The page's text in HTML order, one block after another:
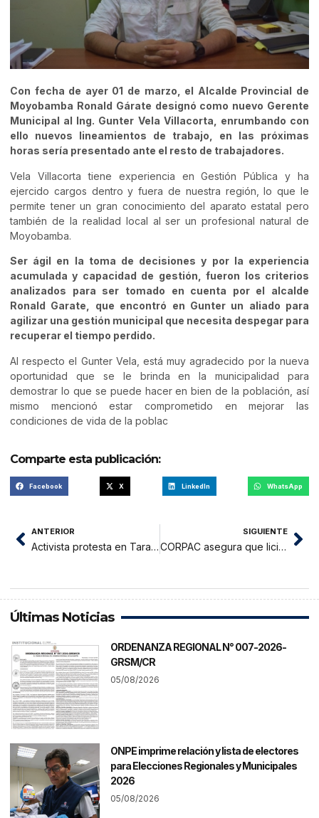
Con fecha de ayer 01 de marzo, el Alcalde Provincial de
Moyobamba Ronald Gárate designó como nuevo Gerente
Municipal al Ing. Gunter Vela Villacorta, enrumbando con
ello nuevos lineamientos de trabajo, en las próximas
horas sería presentado ante el resto de trabajadores.
Vela Villacorta tiene experiencia en Gestión Pública y ha
ejercido cargos dentro y fuera de nuestra región, lo que le
permite tener un gran conocimiento del aparato estatal pero
también de la realidad local al ser un profesional natural de
Moyobamba.
Ser ágil en la toma de decisiones y por la experiencia
acumulada y capacidad de gestión, fueron los criterios
analizados para ser tomado en cuenta por el alcalde
Ronald Garate, que encontró en Gunter un aliado para
agilizar una gestión municipal que necesita despegar para
recuperar el tiempo perdido.
Al respecto el Gunter Vela, está muy agradecido por la nueva
oportunidad que se le brinda en la municipalidad para
demostrar lo que se puede hacer en bien de la población, así
mismo mencionó estar comprometido en mejorar las
condiciones de vida de la poblac
Comparte esta publicación:
Facebook X LinkedIn WhatsApp
ANTERIOR
Activista protesta en Tarapoto exigiendo acciones tras denuncia de contaminación ambiental
SIGUIENTE
CORPAC asegura que licitación para mejoramiento de aeropuerto debe darse este año
Últimas Noticias
ORDENANZA REGIONAL N° 007-2026-
GRSM/CR
05/08/2026
ONPE imprime relación y lista de electores
para Elecciones Regionales y Municipales
2026
05/08/2026